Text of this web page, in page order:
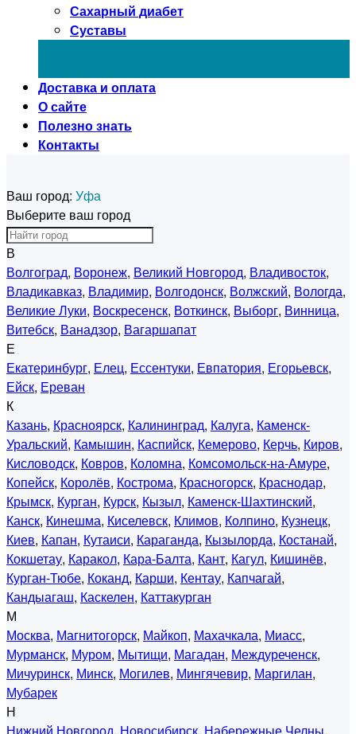
Сахарный диабет
Суставы
Доставка и оплата
О сайте
Полезно знать
Контакты
Ваш город: Уфа
Выберите ваш город
В
Волгоград, Воронеж, Великий Новгород, Владивосток,
Владикавказ, Владимир, Волгодонск, Волжский, Вологда,
Великие Луки, Воскресенск, Воткинск, Выборг, Винница,
Витебск, Ванадзор, Вагаршапат
Е
Екатеринбург, Елец, Ессентуки, Евпатория, Егорьевск,
Ейск, Ереван
К
Казань, Красноярск, Калининград, Калуга, Каменск-
Уральский, Камышин, Каспийск, Кемерово, Керчь, Киров,
Кисловодск, Ковров, Коломна, Комсомольск-на-Амуре,
Копейск, Королёв, Кострома, Красногорск, Краснодар,
Крымск, Курган, Курск, Кызыл, Каменск-Шахтинский,
Канск, Кинешма, Киселевск, Климов, Колпино, Кузнецк,
Киев, Капан, Кутаиси, Караганда, Кызылорда, Костанай,
Кокшетау, Каракол, Кара-Балта, Кант, Кагул, Кишинёв,
Курган-Тюбе, Коканд, Карши, Кентау, Капчагай,
Кандыагаш, Каскелен, Каттакурган
М
Москва, Магнитогорск, Майкоп, Махачкала, Миасс,
Мурманск, Муром, Мытищи, Магадан, Междуреченск,
Мичуринск, Минск, Могилев, Мингячевир, Маргилан,
Мубарек
Н